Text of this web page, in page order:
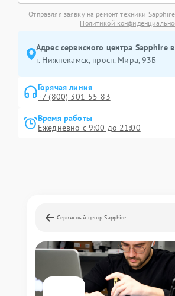
Отправляя заявку на ремонт техники
Политикой
Адрес сервисного центра Sapphire
г. Нижнекамск, просп. Мира, 93Б
Горячая линия
+7 (800) 301-55-83
Время работы
Ежедневно с 9:00 до 21:00
Сервисный центр Sapphire